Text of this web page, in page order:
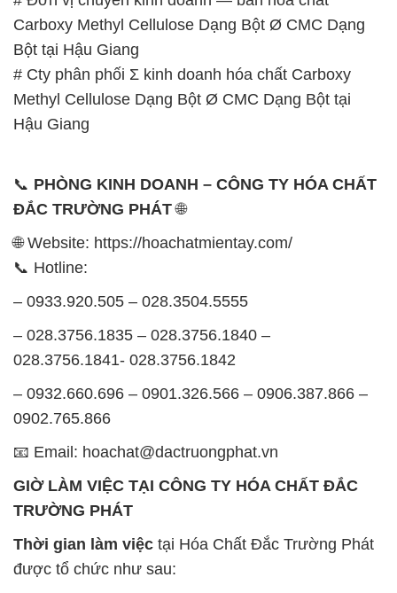
Hậu Giang
📞PHÒNG KINH DOANH – CÔNG TY HÓA CHẤT
ĐẮC TRƯỜNG PHÁT 🌐
🌐 Website: https://hoachatmientay.com/
– 0933.920.505 – 028.3504.5555
028.3756.1841- 028.3756.1842
0902.765.866
📧 Email: hoachat@dactruongphat.vn
TRƯỜNG PHÁT
được tổ chức như sau:
Thứ 2 đến thứ 6: Buổi sáng: từ 8h đến 11h – Buổi
chiều: từ 12h30 đến 17h
Thứ 7: Buổi sáng: từ 8h đến 11h – Buổi chiều: từ
12h30 đến 16h